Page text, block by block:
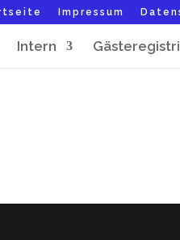
Impressum
Intern